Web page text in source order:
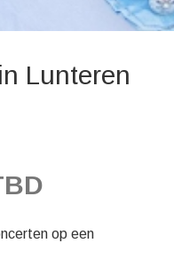
Lunteren
op een